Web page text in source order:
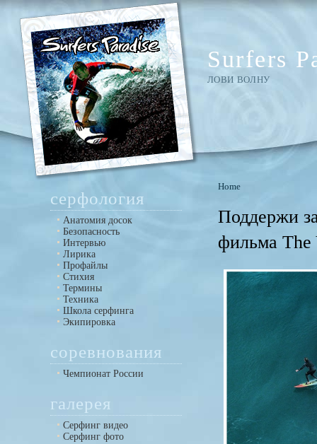
Surfers
ЛОВИ ВОЛНУ
серфология
Анатомия досок
Безопасность
Интервью
Лирика
Профайлы
Стихия
Термины
Техника
Школа серфинга
Экипировка
соревнования
Чемпионат России
галерея
Серфинг видео
Серфинг фото
Home
Поддержи
фильма